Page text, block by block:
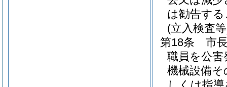
は勧告す
(立入検査
第18条
市
職員を公
機械設備